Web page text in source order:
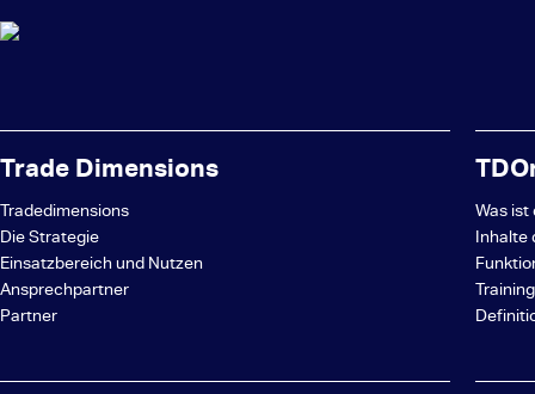
Trade Dimensions
Tradedimensions
Die Strategie
Einsatzbereich und Nutzen
Ansprechpartner
Partner
Was
Inhalte